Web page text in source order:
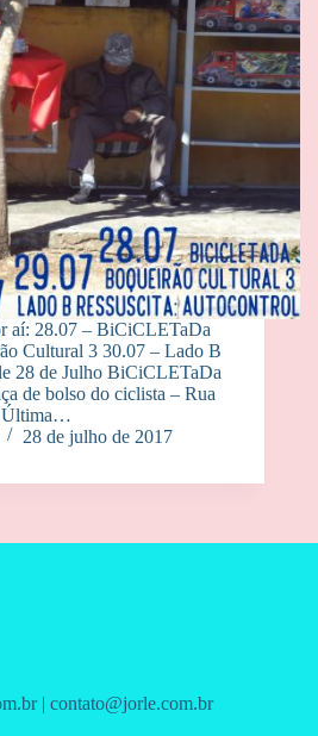
aí: 28.07 – BiCiCLETaDa
Cultural 3 30.07 – Lado B
28 de Julho BiCiCLETaDa
de bolso do ciclista – Rua
Última…
28 de julho de 2017
| contato@jorle.com.br